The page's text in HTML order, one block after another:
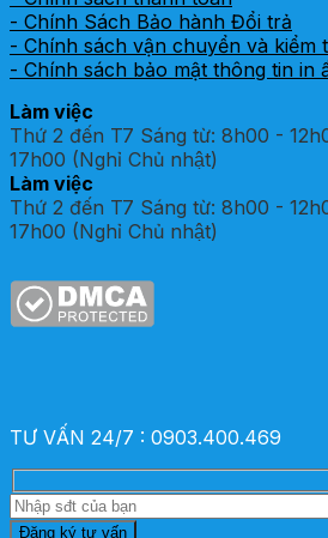
- Chính Sách Bảo hành Đổi trả
- Chính sách vận chuyển và kiểm
- Chính sách bảo mật thông tin in
Làm việc
Thứ 2 đến T7 Sáng từ: 8h00 -
17h00 (Nghỉ Chủ nhật)
Làm việc
Thứ 2 đến T7 Sáng từ: 8h00 -
17h00 (Nghỉ Chủ nhật)
TƯ VẤN 24/7 : 0903.400.469